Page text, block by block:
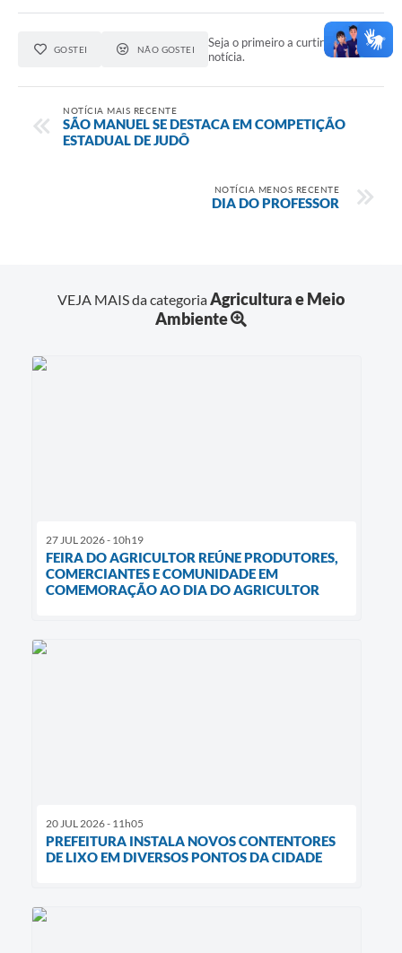
GOSTEI NÃO GOSTEI
Seja o primeiro a curtir esta
notícia.
NOTÍCIA MAIS RECENTE
SÃO MANUEL SE DESTACA EM COMPETIÇÃO
ESTADUAL DE JUDÔ
NOTÍCIA MENOS RECENTE
DIA DO PROFESSOR
VEJA MAIS da categoriaAgricultura e Meio
Ambiente
27 JUL 2026 - 10h19
FEIRA DO AGRICULTOR REÚNE PRODUTORES,
COMERCIANTES E COMUNIDADE EM
COMEMORAÇÃO AO DIA DO AGRICULTOR
20 JUL 2026 - 11h05
PREFEITURA INSTALA NOVOS CONTENTORES
DE LIXO EM DIVERSOS PONTOS DA CIDADE